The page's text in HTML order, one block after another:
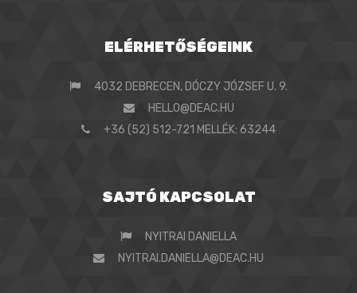
ELÉRHETŐSÉGEINK
4032 DEBRECEN, DÓCZY JÓZSEF U. 9.
HELLO@DEAC.HU
+36 (52) 512-721 MELLÉK: 63244
SAJTÓ KAPCSOLAT
NYITRAI DANIELLA
NYITRAI.DANIELLA@DEAC.HU